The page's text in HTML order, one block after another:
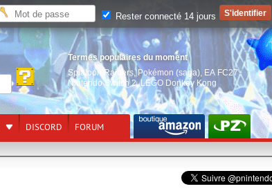
Termes populaires du moment
Splatoon Raiders, Pokémon (saga) EA FC27,
Nintendo Switch 2,LEGO Donkey Kong
DISCORD FORUM
Rester connecté 14 jours